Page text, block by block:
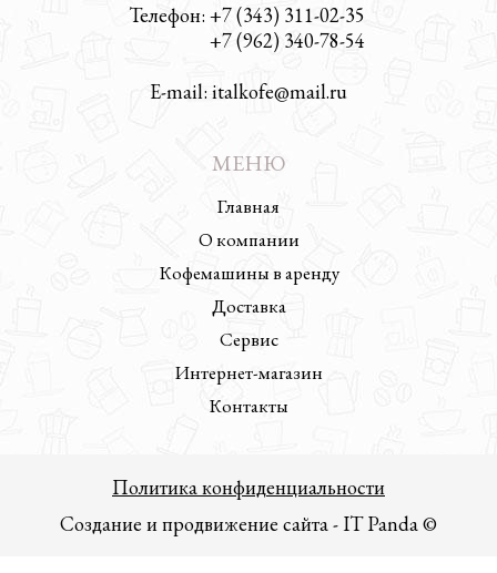
Телефон: +7 (343) 311-02-35
+7 (962) 340-78-54
E-mail: italkofe@mail.ru
МЕНЮ
Главная
О компании
Кофемашины в аренду
Доставка
Сервис
Интернет-магазин
Контакты
Политика конфиденциальности
Создание и продвижение сайта - IT Panda ©